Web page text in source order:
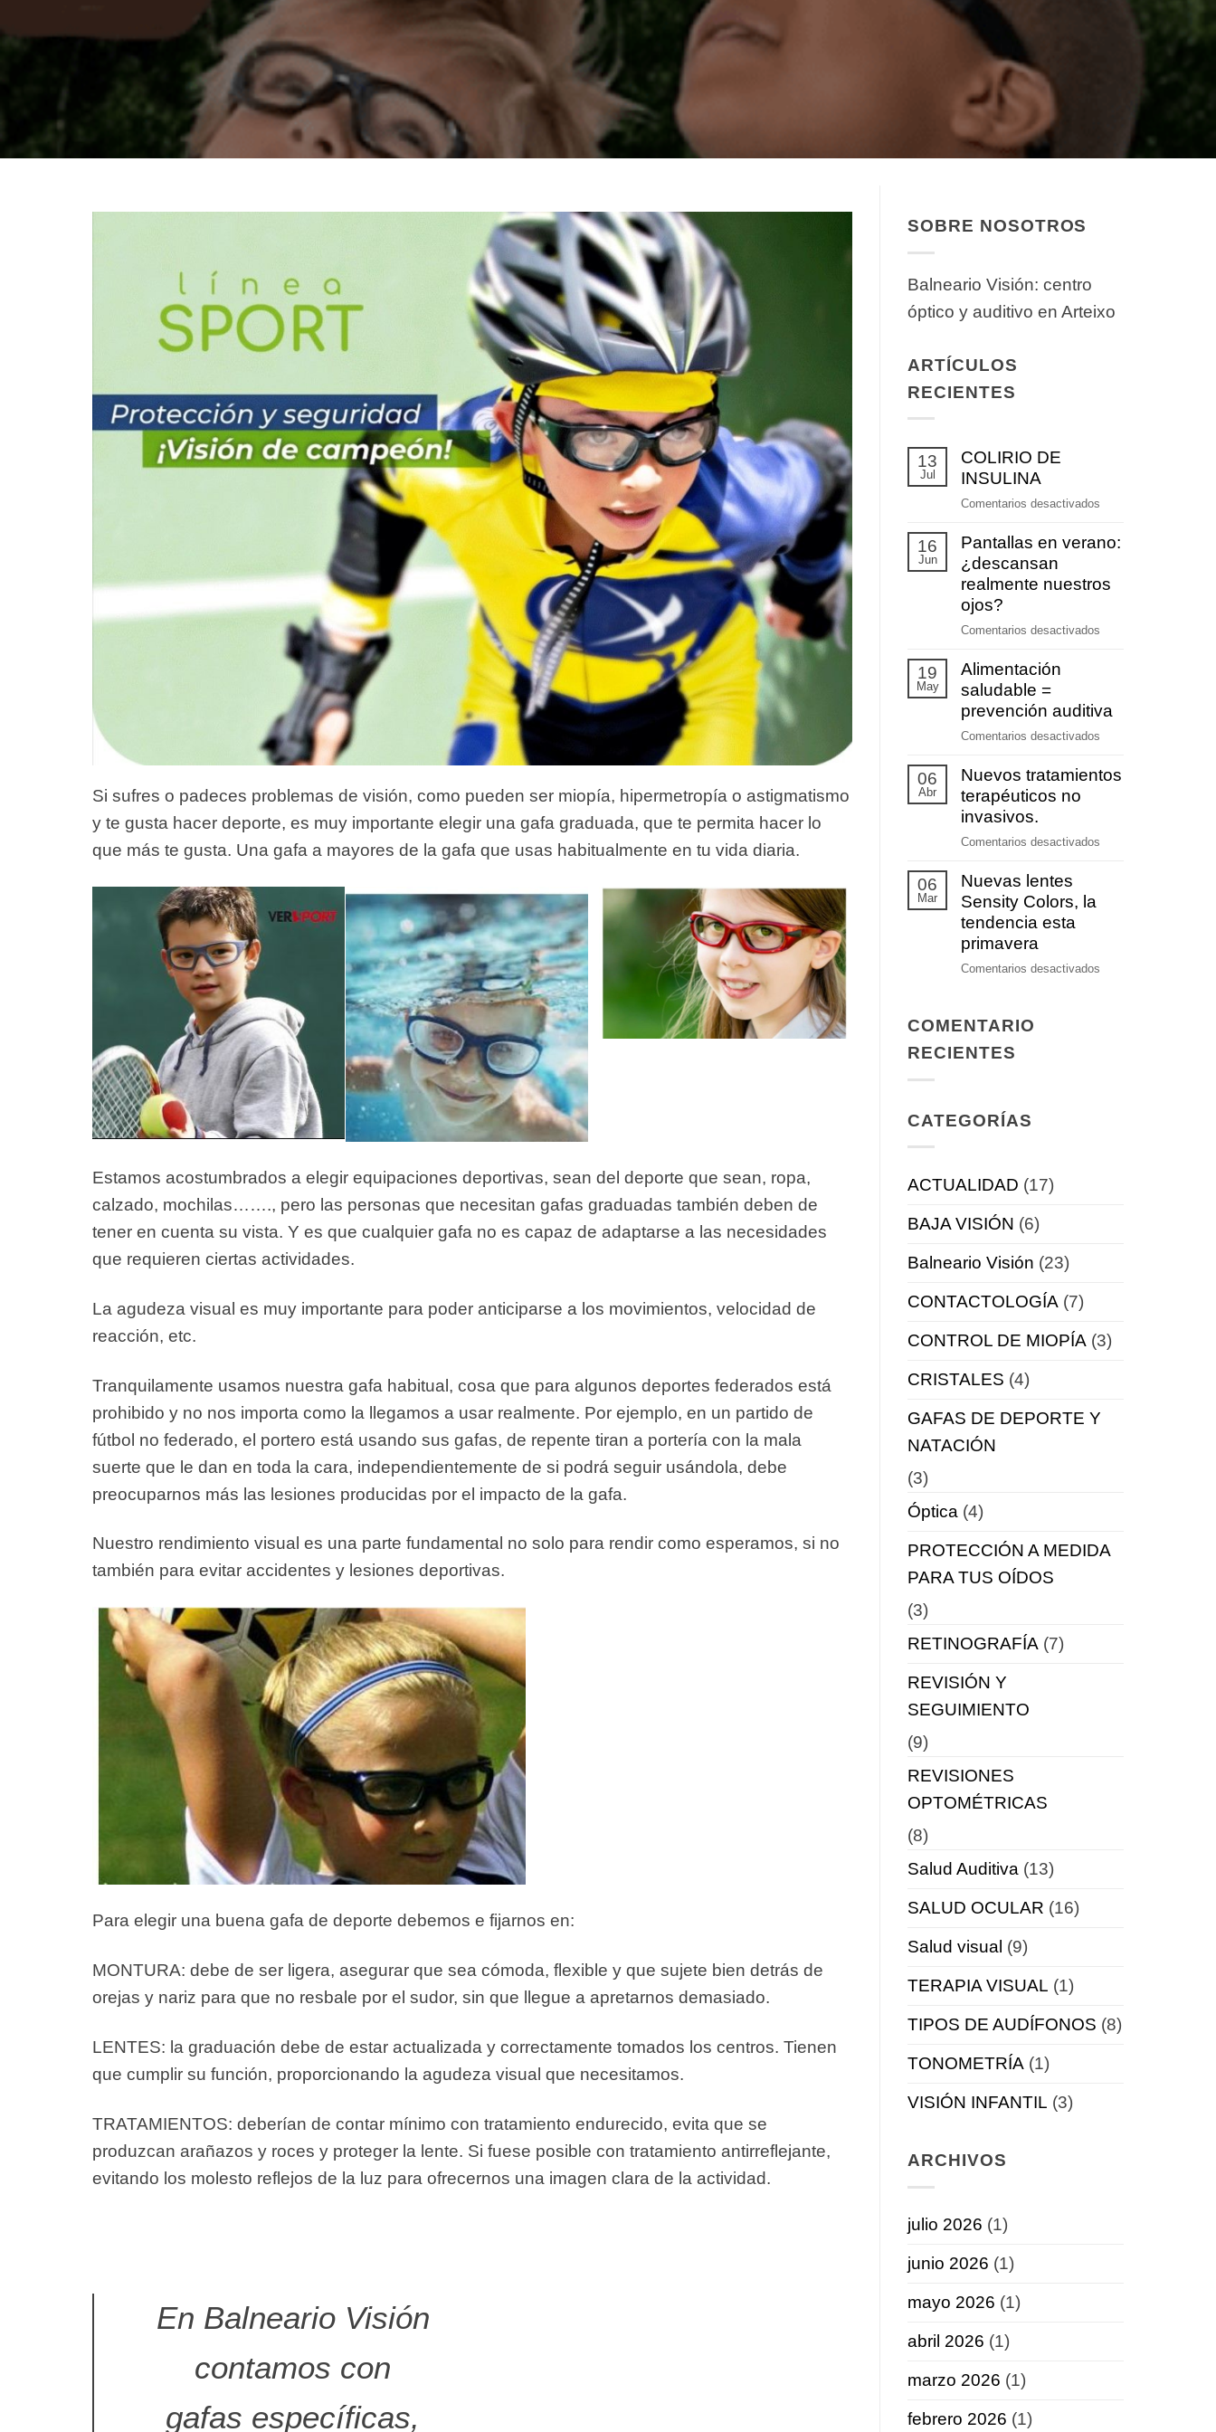
Si sufres o padeces problemas de visión, como pueden ser miopía, hipermetropía o astigmatismo
y te gusta hacer deporte, es muy importante elegir una gafa graduada, que te permita hacer lo
que más te gusta. Una gafa a mayores de la gafa que usas habitualmente en tu vida diaria.
Estamos acostumbrados a elegir equipaciones deportivas, sean del deporte que sean, ropa,
calzado, mochilas……., pero las personas que necesitan gafas graduadas también deben de
tener en cuenta su vista. Y es que cualquier gafa no es capaz de adaptarse a las necesidades
que requieren ciertas actividades.
La agudeza visual es muy importante para poder anticiparse a los movimientos, velocidad de
reacción, etc.
Tranquilamente usamos nuestra gafa habitual, cosa que para algunos deportes federados está
prohibido y no nos importa como la llegamos a usar realmente. Por ejemplo, en un partido de
fútbol no federado, el portero está usando sus gafas, de repente tiran a portería con la mala
suerte que le dan en toda la cara, independientemente de si podrá seguir usándola, debe
preocuparnos más las lesiones producidas por el impacto de la gafa.
Nuestro rendimiento visual es una parte fundamental no solo para rendir como esperamos, si no
también para evitar accidentes y lesiones deportivas.
Para elegir una buena gafa de deporte debemos e fijarnos en:
MONTURA: debe de ser ligera, asegurar que sea cómoda, flexible y que sujete bien detrás de
orejas y nariz para que no resbale por el sudor, sin que llegue a apretarnos demasiado.
LENTES: la graduación debe de estar actualizada y correctamente tomados los centros. Tienen
que cumplir su función, proporcionando la agudeza visual que necesitamos.
TRATAMIENTOS: deberían de contar mínimo con tratamiento endurecido, evita que se
produzcan arañazos y roces y proteger la lente. Si fuese posible con tratamiento antirreflejante,
evitando los molesto reflejos de la luz para ofrecernos una imagen clara de la actividad.
En Balneario Visión
contamos con
gafas específicas,
SOBRE NOSOTROS
Balneario Visión: centro
óptico y auditivo en Arteixo
ARTÍCULOS
RECIENTES
13
Jul
COLIRIO DE
INSULINA
Comentarios desactivados
DE
16
Jun
Pantallas en verano:
¿descansan
realmente nuestros
ojos?
Comentarios desactivados
¿descansan
19
May
Alimentación
saludable =
prevención auditiva
Comentarios desactivados
saludable
06
Abr
Nuevos tratamientos
terapéuticos no
invasivos.
Comentarios desactivados
06
Mar
Nuevas lentes
Sensity Colors, la
tendencia esta
primavera
Comentarios desactivados
COMENTARIO
RECIENTES
CATEGORÍAS
ACTUALIDAD (17)
BAJA VISIÓN (6)
Balneario Visión (23)
CONTACTOLOGÍA (7)
CONTROL DE MIOPÍA (3)
CRISTALES (4)
GAFAS DE DEPORTE Y
NATACIÓN
(3)
Óptica (4)
PROTECCIÓN A MEDIDA
PARA TUS OÍDOS
(3)
RETINOGRAFÍA (7)
REVISIÓN Y
SEGUIMIENTO
(9)
REVISIONES
OPTOMÉTRICAS
(8)
Salud Auditiva (13)
SALUD OCULAR (16)
Salud visual (9)
TERAPIA VISUAL (1)
TIPOS DE AUDÍFONOS (8)
TONOMETRÍA (1)
VISIÓN INFANTIL (3)
ARCHIVOS
julio 2026 (1)
junio 2026 (1)
mayo 2026 (1)
abril 2026 (1)
marzo 2026 (1)
febrero 2026 (1)